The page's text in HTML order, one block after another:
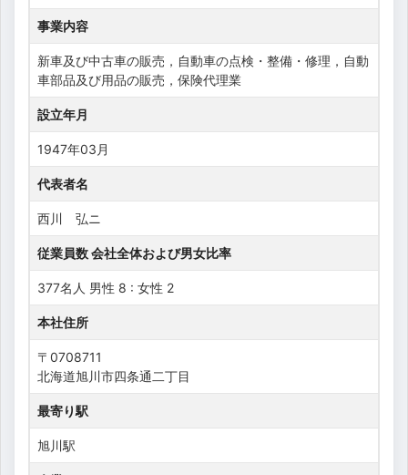
事業内容
新車及び中古車の販売，自動車の点検・整備・修理，自動
車部品及び用品の販売，保険代理業
設立年月
1947年03月
代表者名
西川 弘ニ
従業員数 会社全体および男女比率
377名人 男性 8 : 女性 2
本社住所
〒0708711
北海道旭川市四条通二丁目
最寄り駅
旭川駅